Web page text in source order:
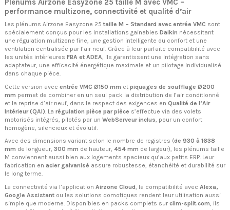
Plénums Airzone Easyzone 25 taille M avec VMC –
performance multizone, connectivité et qualité d’air
Les plénums Airzone Easyzone 25 taille M – Standard avec entrée VMC sont
spécialement conçus pour les installations gainables Daikin nécessitant
une régulation multizone fine, une gestion intelligente du confort et une
ventilation centralisée par l’air neuf. Grâce à leur parfaite compatibilité avec
les unités intérieures FBA et ADEA, ils garantissent une intégration sans
adaptateur, une efficacité énergétique maximale et un pilotage individualisé
dans chaque pièce.
Cette version avec entrée VMC Ø150 mm et piquages de soufflage Ø200
mm permet de combiner en un seul pack la distribution de l’air conditionné
et la reprise d’air neuf, dans le respect des exigences en Qualité de l’Air
Intérieur (QAI) . La régulation pièce par pièce s’effectue via des volets
motorisés intégrés, pilotés par un WebServeur inclus , pour un confort
homogène, silencieux et évolutif.
Avec des dimensions variant selon le nombre de registres (de 930 à 1638
mm de longueur, 300 mm de hauteur, 454 mm de largeur), les plénums taille
M conviennent aussi bien aux logements spacieux qu’aux petits ERP. Leur
fabrication en acier galvanisé assure robustesse, étanchéité et durabilité sur
le long terme.
La connectivité via l’application Airzone Cloud , la compatibilité avec Alexa,
Google Assistant ou les solutions domotiques rendent leur utilisation aussi
simple que moderne. Disponibles en packs complets sur clim-split.com , ils